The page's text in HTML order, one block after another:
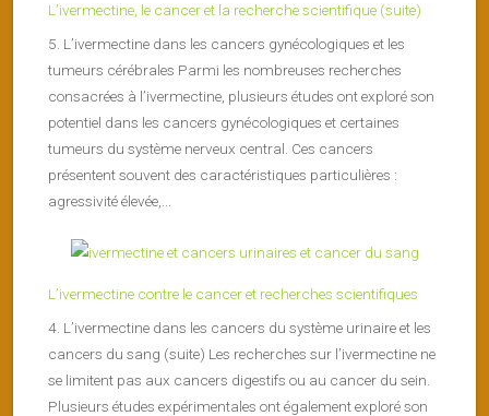
L’ivermectine, le cancer et la recherche scientifique (suite)
5. L’ivermectine dans les cancers gynécologiques et les
tumeurs cérébrales Parmi les nombreuses recherches
consacrées à l’ivermectine, plusieurs études ont exploré son
potentiel dans les cancers gynécologiques et certaines
tumeurs du système nerveux central. Ces cancers
présentent souvent des caractéristiques particulières :
agressivité élevée,...
L’ivermectine contre le cancer et recherches scientifiques
4. L’ivermectine dans les cancers du système urinaire et les
cancers du sang (suite) Les recherches sur l’ivermectine ne
se limitent pas aux cancers digestifs ou au cancer du sein.
Plusieurs études expérimentales ont également exploré son